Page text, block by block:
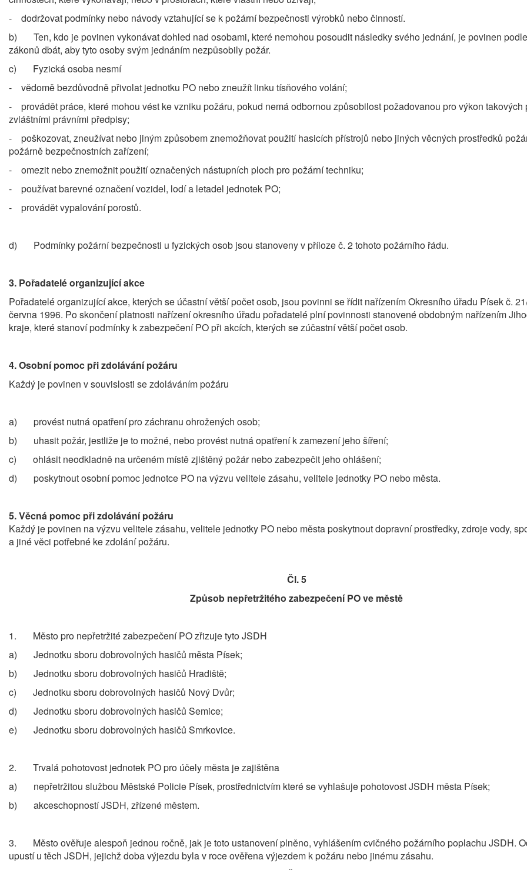
- dodržovat podmínky nebo návody vztahující se k požární bezpečnosti výrobků nebo činností.
b) Ten, kdo je povinen vykonávat dohled nad osobami, které nemohou posoudit následky svého jednání, je povinen
zákonů dbát, aby tyto osoby svým jednáním nezpůsobily požár.
c) Fyzická osoba nesmí
- vědomě bezdůvodně přivolat jednotku PO nebo zneužít linku tísňového volání;
- provádět práce, které mohou vést ke vzniku požáru, pokud nemá odbornou způsobilost požadovanou pro výkon takových
zvláštními právními předpisy;
- poškozovat, zneužívat nebo jiným způsobem znemožňovat použití hasicích přístrojů nebo jiných věcných prostředků
požárně bezpečnostních zařízení;
- omezit nebo znemožnit použití označených nástupních ploch pro požární techniku;
- používat barevné označení vozidel, lodí a letadel jednotek PO;
- provádět vypalování porostů.
d) Podmínky požární bezpečnosti u fyzických osob jsou stanoveny v příloze č. 2 tohoto požárního řádu.
3. Pořadatelé organizující akce
Pořadatelé organizující akce, kterých se účastní větší počet osob, jsou povinni se řídit nařízením Okresního úřadu Písek č.
června 1996. Po skončení platnosti nařízení okresního úřadu pořadatelé plní povinnosti stanovené obdobným nařízením
kraje, které stanoví podmínky k zabezpečení PO při akcích, kterých se zúčastní větší počet osob.
4.Osobní pomoc při zdolávání požáru
Každý je povinen v souvislosti se zdoláváním požáru
a) provést nutná opatření pro záchranu ohrožených osob;
b) uhasit požár, jestliže je to možné, nebo provést nutná opatření k zamezení jeho šíření;
c) ohlásit neodkladně na určeném místě zjištěný požár nebo zabezpečit jeho ohlášení;
d) poskytnout osobní pomoc jednotce PO na výzvu velitele zásahu, velitele jednotky PO nebo města.
5.Věcná pomoc při zdolávání požáru
Každý je povinen na výzvu velitele zásahu, velitele jednotky PO nebo města poskytnout dopravní prostředky, zdroje vody,
a jiné věci potřebné ke zdolání požáru.
Čl. 5
Způsob nepřetržitého zabezpečení PO ve městě
1. Město pro nepřetržité zabezpečení PO zřizuje tyto JSDH
a) Jednotku sboru dobrovolných hasičů města Písek;
b) Jednotku sboru dobrovolných hasičů Hradiště;
c) Jednotku sboru dobrovolných hasičů Nový Dvůr;
d) Jednotku sboru dobrovolných hasičů Semice;
e) Jednotku sboru dobrovolných hasičů Smrkovice.
2. Trvalá pohotovost jednotek PO pro účely města je zajištěna
a) nepřetržitou službou Městské Policie Písek, prostřednictvím které se vyhlašuje pohotovost JSDH města Písek;
b) akceschopností JSDH, zřízené městem.
3. Město ověřuje alespoň jednou ročně, jak je toto ustanovení plněno, vyhlášením cvičného požárního poplachu JSDH.
upustí u těch JSDH, jejichž doba výjezdu byla v roce ověřena výjezdem k požáru nebo jinému zásahu.